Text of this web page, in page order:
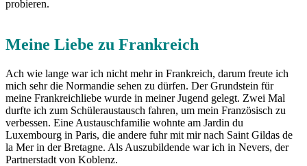
probieren.
Meine Liebe zu Frankreich
Ach wie lange war ich nicht mehr in Frankreich, darum freute ich
mich sehr die Normandie sehen zu dürfen. Der Grundstein für
meine Frankreichliebe wurde in meiner Jugend gelegt. Zwei Mal
durfte ich zum Schüleraustausch fahren, um mein Französisch zu
verbessen. Eine Austauschfamilie wohnte am Jardin du
Luxembourg in Paris, die andere fuhr mit mir nach Saint Gildas de
la Mer in der Bretagne. Als Auszubildende war ich in Nevers, der
Partnerstadt von Koblenz.